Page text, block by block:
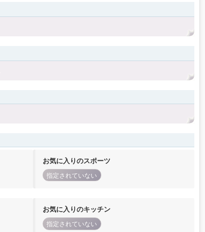
お気に入りのスポーツ
指定されていない
お気に入りのキッチン
指定されていない